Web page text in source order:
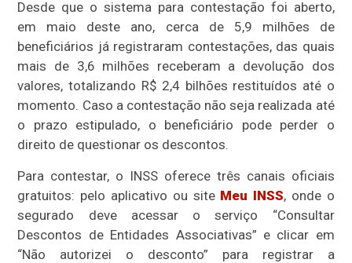
Desde que o sistema para contestação foi aberto,
em maio deste ano, cerca de 5,9 milhões de
beneficiários já registraram contestações, das quais
mais de 3,6 milhões receberam a devolução dos
valores, totalizando R$ 2,4 bilhões restituídos até o
momento. Caso a contestação não seja realizada até
o prazo estipulado, o beneficiário pode perder o
direito de questionar os descontos.
Para contestar, o INSS oferece três canais oficiais
gratuitos: pelo aplicativo ou site Meu INSS, onde o
segurado deve acessar o serviço “Consultar
Descontos de Entidades Associativas” e clicar em
“Não autorizei o desconto” para registrar a